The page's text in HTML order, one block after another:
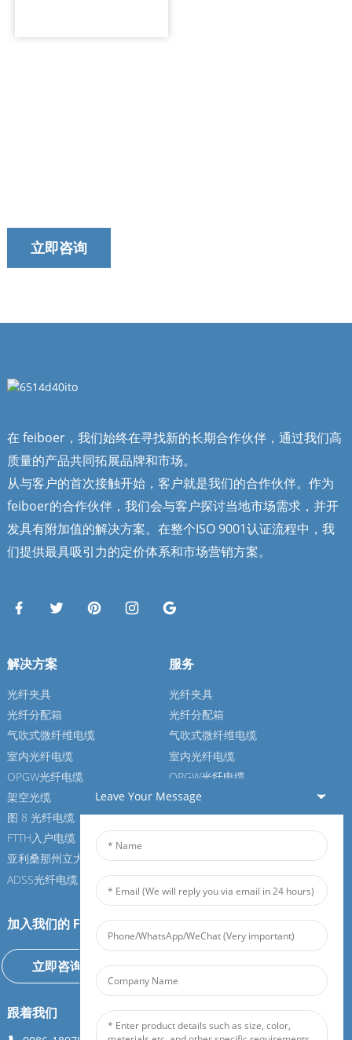
立即咨询
在 feiboer，我们始终在寻找新的长期合作伙伴，通过我们高
质量的产品共同拓展品牌和市场。
从与客户的首次接触开始，客户就是我们的合作伙伴。作为
feiboer的合作伙伴，我们会与客户探讨当地市场需求，并开
发具有附加值的解决方案。在整个ISO 9001认证流程中，我
们提供最具吸引力的定价体系和市场营销方案。
解决方案
光纤夹具
光纤分配箱
气吹式微纤维电缆
室内光纤电缆
OPGW光纤电缆
架空光缆
图 8 光纤电缆
FTTH入户电缆
亚利桑那州立大学光纤电缆
ADSS光纤电缆
服务
光纤夹具
光纤分配箱
气吹式微纤维电缆
室内光纤电缆
OPGW光纤电缆
架空光缆
图 8 光纤电缆
亚利桑那州立大学光纤电缆
ADSS光纤电缆
加入我们的 Feiboer
立即咨询
跟着我们
Leave Your Message